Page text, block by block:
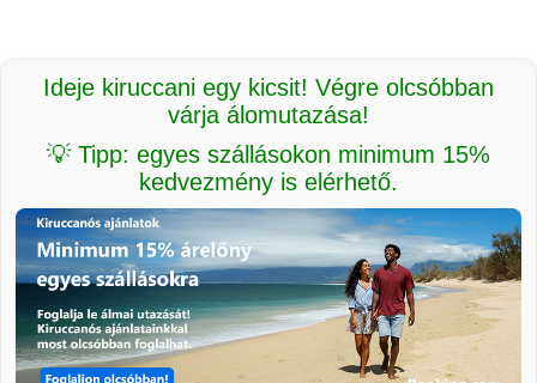
Ideje kiruccani egy kicsit! Végre olcsóbban
várja álomutazása!
💡 Tipp: egyes szállásokon minimum 15%
kedvezmény is elérhető.